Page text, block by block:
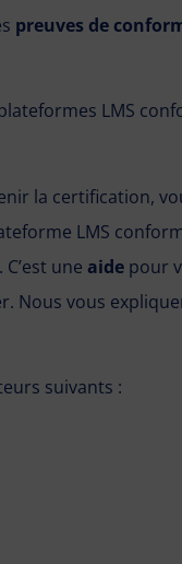
preuves de
LMS
la certification,
LMS
. C’est une aide pour
Nous vous
suivants :